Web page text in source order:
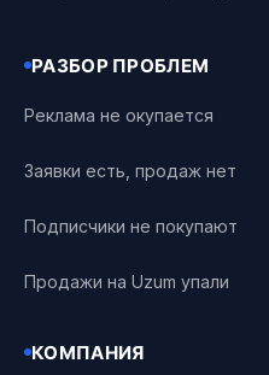
РАЗБОР ПРОБЛЕМ
Реклама не окупается
Заявки есть, продаж нет
Подписчики не покупают
Продажи на Uzum упали
КОМПАНИЯ